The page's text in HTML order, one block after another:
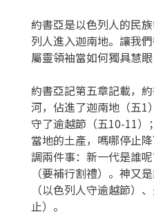
約書亞是以色列人的民
列人進入迦南地。讓我
屬靈領袖當如何獨具慧
約書亞記第五章記載，
河，佔進了迦南地（五1
守了逾越節（五10-11）
當地的土產，嗎哪停止
調兩件事：新一代是誰
（要補行割禮）。神又
（以色列人守逾越節）
止）。